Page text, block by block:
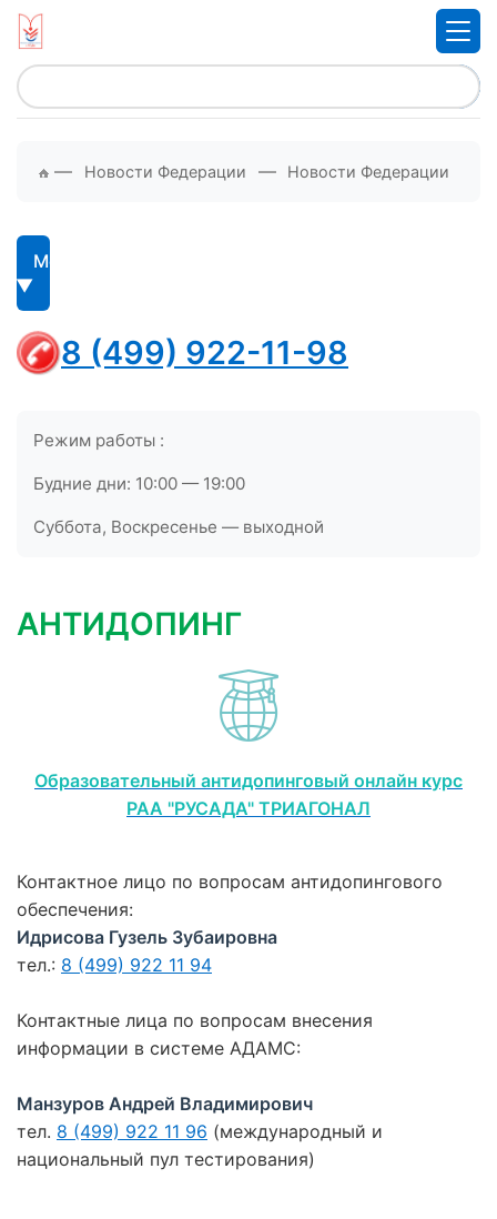
— Новости Федерации — Новости Федерации
Меню
8 (499) 922-11-98
Режим работы :
Будние дни: 10:00 — 19:00
Суббота, Воскресенье — выходной
АНТИДОПИНГ
Образовательный антидопинговый онлайн курс
РАА "РУСАДА" ТРИАГОНАЛ
Контактное лицо по вопросам антидопингового
обеспечения:
Идрисова Гузель Зубаировна
тел.: 8 (499) 922 11 94
Контактные лица по вопросам внесения
информации в системе АДАМС:
Манзуров Андрей Владимирович
тел. 8 (499) 922 11 96 (международный и
национальный пул тестирования)